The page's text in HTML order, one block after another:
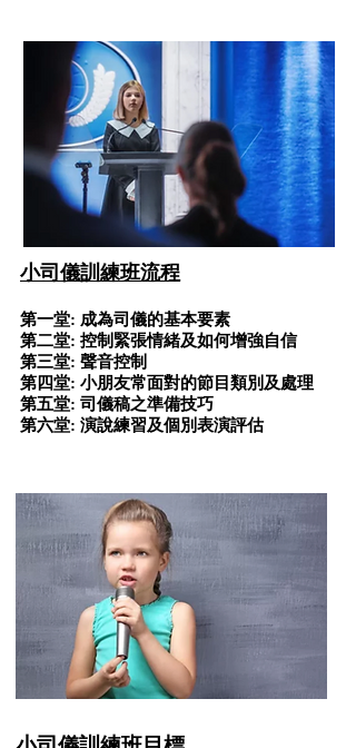
小司儀訓練班流程
第一堂: 成為司儀的基本要素
第二堂: 控制緊張情緒及如何增強自信
第三堂: 聲音控制
第四堂: 小朋友常面對的節目類別及處理
第五堂: 司儀稿之準備技巧
第六堂: 演說練習及個別表演評估